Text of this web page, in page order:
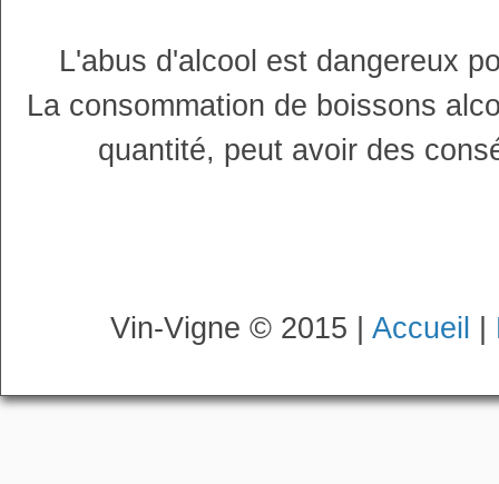
L'abus d'alcool est dangereux
La consommation de boissons
quantité, peut avoir des
Vin-Vigne © 2015 | Accueil